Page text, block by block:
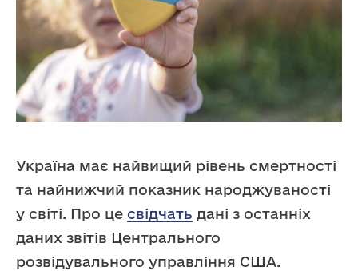
Україна має найвищий рівень смертності
та найнижчий показник народжуваності
у світі. Про це свідчать дані з останніх
даних звітів Центрального
розвідувального управління США.